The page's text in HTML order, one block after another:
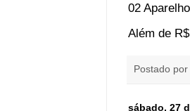
02
Além de
Postado por
sábado, 27